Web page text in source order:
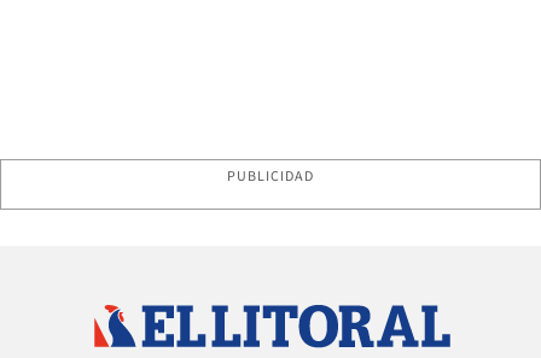
PUBLICIDAD